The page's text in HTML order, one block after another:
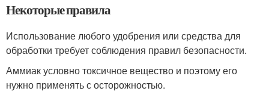
Некоторые правила
Использование любого удобрения или средства для
обработки требует соблюдения правил безопасности.
Аммиак условно токсичное вещество и поэтому его
нужно применять с осторожностью.